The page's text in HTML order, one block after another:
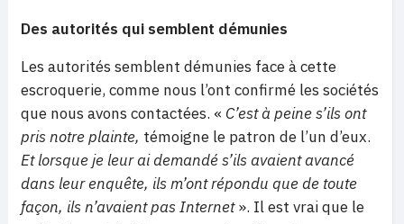
Des autorités qui semblent démunies
Les autorités semblent démunies face à cette
escroquerie, comme nous l’ont confirmé les sociétés
que nous avons contactées. « C’est à peine s’ils ont
pris notre plainte, témoigne le patron de l’un d’eux.
Et lorsque je leur ai demandé s’ils avaient avancé
dans leur enquête, ils m’ont répondu que de toute
façon, ils n’avaient pas Internet». Il est vrai que le